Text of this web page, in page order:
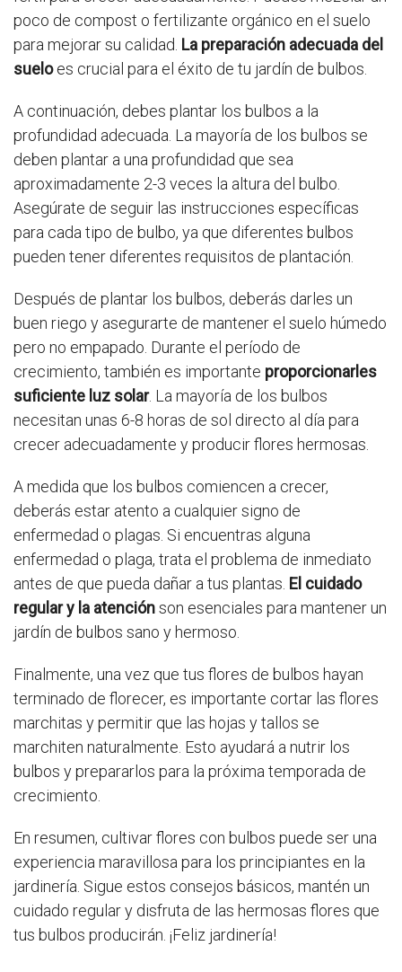
poco de compost o fertilizante orgánico en el suelo
para mejorar su calidad. La preparación adecuada del
sueloes crucial para el éxito de tu jardín de bulbos.
A continuación, debes plantar los bulbos a la
profundidad adecuada. La mayoría de los bulbos se
deben plantar a una profundidad que sea
aproximadamente 2-3 veces la altura del bulbo.
Asegúrate de seguir las instrucciones específicas
para cada tipo de bulbo, ya que diferentes bulbos
pueden tener diferentes requisitos de plantación.
Después de plantar los bulbos, deberás darles un
buen riego y asegurarte de mantener el suelo húmedo
pero no empapado. Durante el período de
crecimiento, también es importante proporcionarles
suficiente luz solar. La mayoría de los bulbos
necesitan unas 6-8 horas de sol directo al día para
crecer adecuadamente y producir flores hermosas.
A medida que los bulbos comiencen a crecer,
deberás estar atento a cualquier signo de
enfermedad o plagas. Si encuentras alguna
enfermedad o plaga, trata el problema de inmediato
antes de que pueda dañar a tus plantas. El cuidado
regular y la atenciónson esenciales para mantener un
jardín de bulbos sano y hermoso.
Finalmente, una vez que tus flores de bulbos hayan
terminado de florecer, es importante cortar las flores
marchitas y permitir que las hojas y tallos se
marchiten naturalmente. Esto ayudará a nutrir los
bulbos y prepararlos para la próxima temporada de
crecimiento.
En resumen, cultivar flores con bulbos puede ser una
experiencia maravillosa para los principiantes en la
jardinería. Sigue estos consejos básicos, mantén un
cuidado regular y disfruta de las hermosas flores que
tus bulbos producirán. ¡Feliz jardinería!